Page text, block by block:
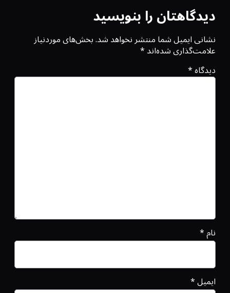
دیدگاهتان را بنویسید
نشانی ایمیل شما منتشر نخواهد شد.بخش‌های موردنیاز
علامت‌گذاری شده‌اند*
دیدگاه*
نام*
ایمیل*